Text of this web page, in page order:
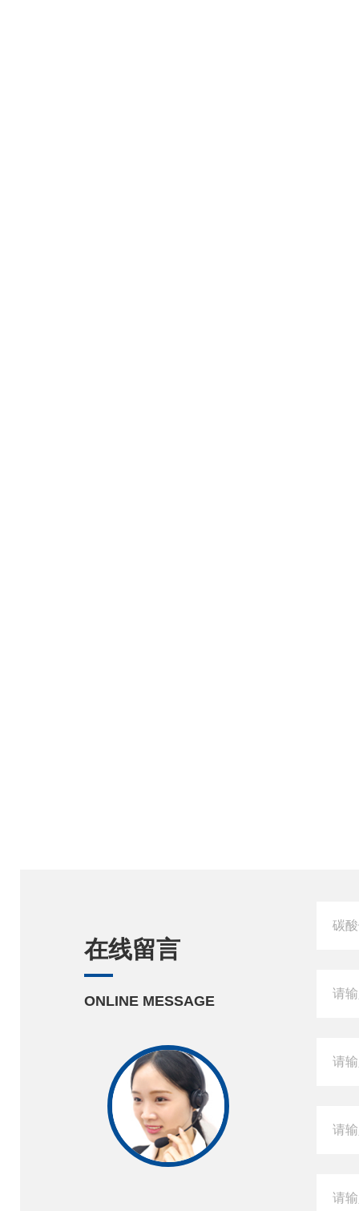
在线留言
ONLINE MESSAGE